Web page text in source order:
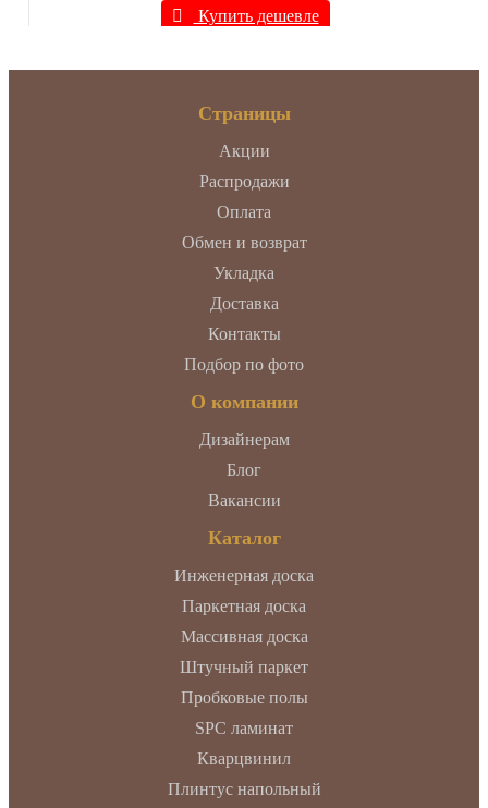
Купить дешевле
Страницы
Акции
Распродажи
Оплата
Обмен и возврат
Укладка
Доставка
Контакты
Подбор по фото
О компании
Дизайнерам
Блог
Вакансии
Каталог
Инженерная доска
Паркетная доска
Массивная доска
Штучный паркет
Пробковые полы
SPC ламинат
Кварцвинил
Плинтус напольный